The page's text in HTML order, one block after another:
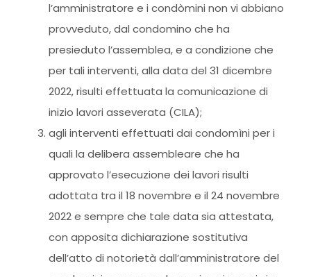
l’amministratore e i condòmini non vi abbiano
provveduto, dal condomino che ha
presieduto l’assemblea, e a condizione che
per tali interventi, alla data del 31 dicembre
2022, risulti effettuata la comunicazione di
inizio lavori asseverata (CILA);
agli interventi effettuati dai condomìni per i
quali la delibera assembleare che ha
approvato l’esecuzione dei lavori risulti
adottata tra il 18 novembre e il 24 novembre
2022 e sempre che tale data sia attestata,
con apposita dichiarazione sostitutiva
dell’atto di notorietà dall’amministratore del